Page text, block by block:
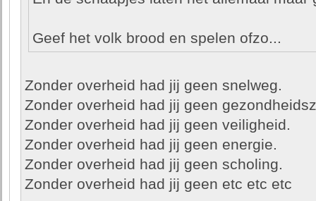
Geef het volk brood en spelen ofzo...
Zonder overheid had jij geen snelweg.
Zonder overheid had jij geen
Zonder overheid had jij geen veiligheid.
Zonder overheid had jij geen energie.
Zonder overheid had jij geen scholing.
Zonder overheid had jij geen etc etc etc